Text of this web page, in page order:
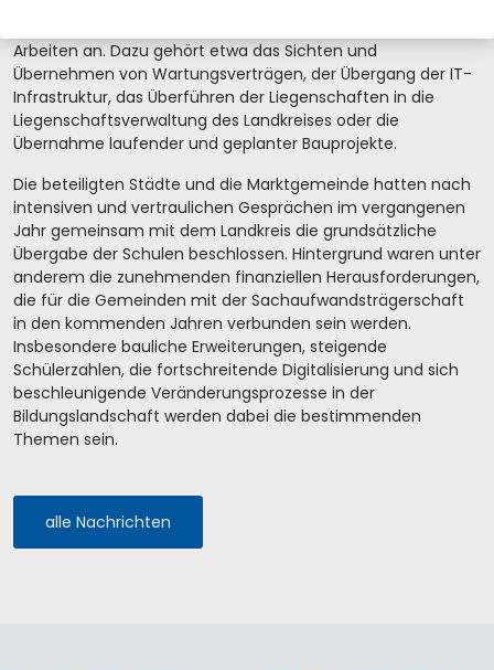
Arbeiten an. Dazu gehört etwa das Sichten und
Übernehmen von Wartungsverträgen, der Übergang der IT-
Infrastruktur, das Überführen der Liegenschaften in die
Liegenschaftsverwaltung des Landkreises oder die
Übernahme laufender und geplanter Bauprojekte.
Die beteiligten Städte und die Marktgemeinde hatten nach
intensiven und vertraulichen Gesprächen im vergangenen
Jahr gemeinsam mit dem Landkreis die grundsätzliche
Übergabe der Schulen beschlossen. Hintergrund waren unter
anderem die zunehmenden finanziellen Herausforderungen,
die für die Gemeinden mit der Sachaufwandsträgerschaft
in den kommenden Jahren verbunden sein werden.
Insbesondere bauliche Erweiterungen, steigende
Schülerzahlen, die fortschreitende Digitalisierung und sich
beschleunigende Veränderungsprozesse in der
Bildungslandschaft werden dabei die bestimmenden
Themen sein.
alle Nachrichten